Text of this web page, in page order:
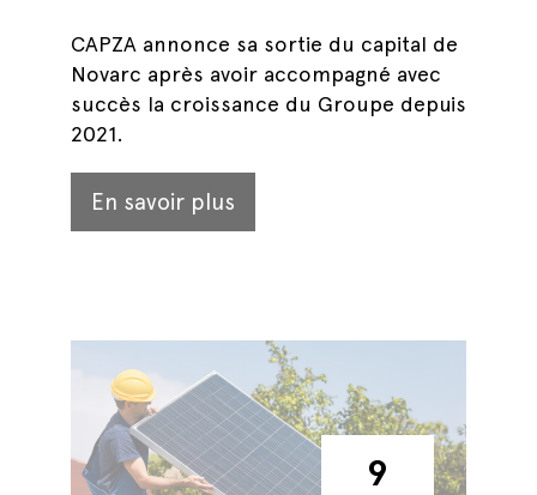
CAPZA annonce sa sortie du capital de
Novarc après avoir accompagné avec
succès la croissance du Groupe depuis
2021.
En savoir plus
9